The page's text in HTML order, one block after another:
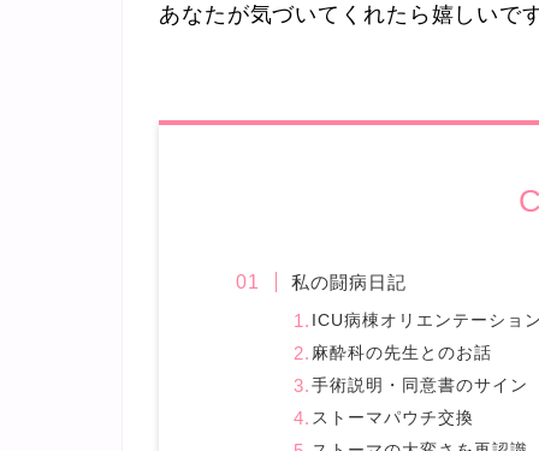
あなたが気づいてくれたら嬉しいで
私の闘病日記
ICU病棟オリエンテーショ
麻酔科の先生とのお話
手術説明・同意書のサイン
ストーマパウチ交換